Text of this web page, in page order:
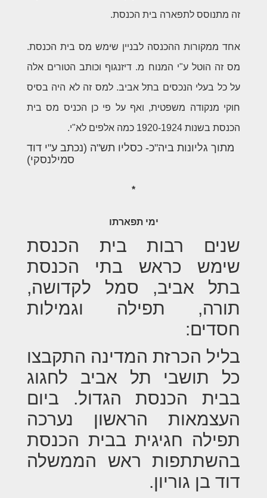
זה מתנוסס לתפארה בית הכנסת.
אחד ממקורות ההכנסה לבניין שימש מס בית הכנסת.
מס זה הוטל ע"י המנוח מ. דיזנגוף וכותב הטורים אלה
על כל בעלי הנכסים בתל אביב. למס זה לא היה בסיס
חוקי מנקודה משפטית, ואף על פי כן הכניס מס בית
הכנסת בשנות 1920-1924 כמה אלפים לא"י.
מתוך גליונות ביה"כ- כסליו תש"ה (נכתב ע"י דוד
סמילנסקי)
*
ימי תפארתו
שנים רבות בית הכנסת
שימש כראש בתי הכנסת
בתל אביב, סמל לקדושה,
תורה, תפילה וגמילות
חסדים:
בליל הכרזת המדינה התקבצו
כל תושבי תל אביב לחגוג
בבית הכנסת הגדול. ביום
העצמאות הראשון נערכה
תפילה חגיגית בבית הכנסת
בהשתתפות ראש הממשלה
דוד בן גוריון.